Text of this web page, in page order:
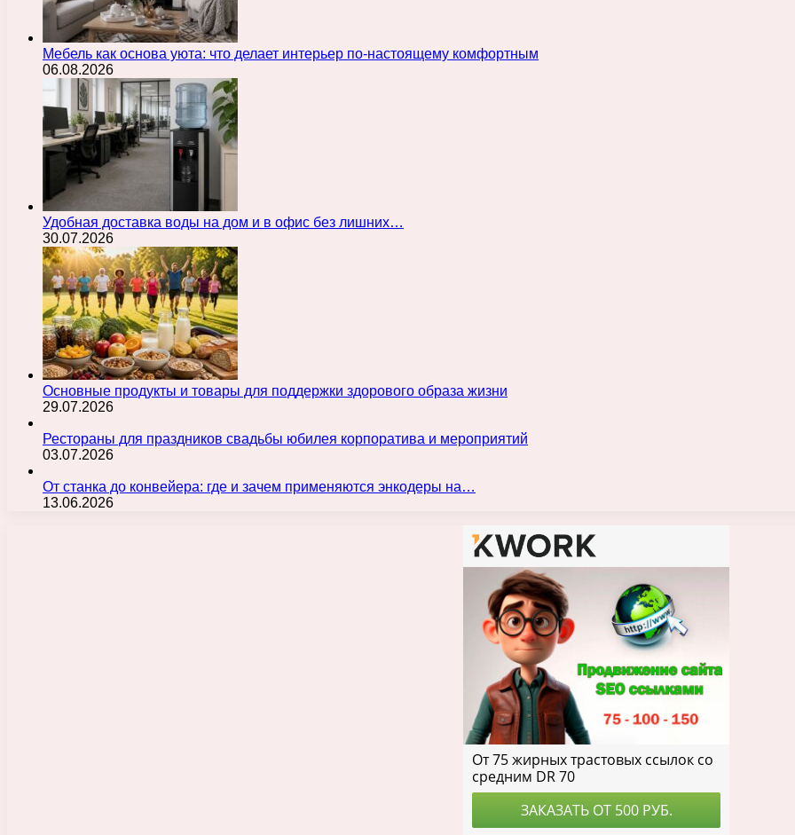
Мебель как основа уюта: что делает интерьер по-настоящему комфортным
06.08.2026
Удобная доставка воды на дом и в офис без лишних…
30.07.2026
Основные продукты и товары для поддержки здорового образа жизни
29.07.2026
Рестораны для праздников свадьбы юбилея корпоратива и мероприятий
03.07.2026
От станка до конвейера: где и зачем применяются энкодеры на…
13.06.2026